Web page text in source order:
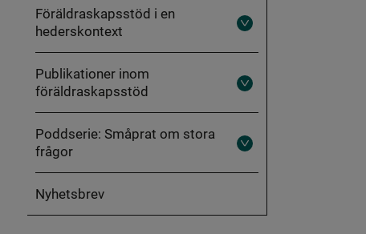
Föräldraskapsstöd i en
hederskontext
Fäll
Föräldraskapsstöd
en
hederskontext
Publikationer inom
föräldraskapsstöd
Fäll
Publikationer
föräldraskapsstöd
Poddserie: Småprat om stora
frågor
Fäll
Poddserie:
Nyhetsbrev